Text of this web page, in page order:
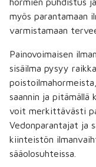
myös parantamaan
varmistamaan
Painovoimaisen
sisäilma pysyy
saannin ja pitämällä
voit merkittävästi
Vedonparantajat ja
kiinteistön
sääolosuhteissa.